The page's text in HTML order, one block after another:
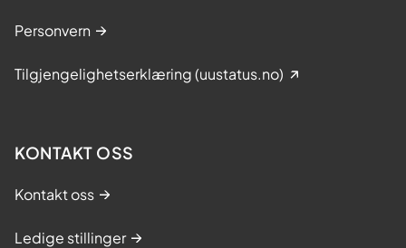
Personvern
Tilgjengelighetserklæring (uustatus.no)
KONTAKT OSS
Kontakt oss
Ledige stillinger